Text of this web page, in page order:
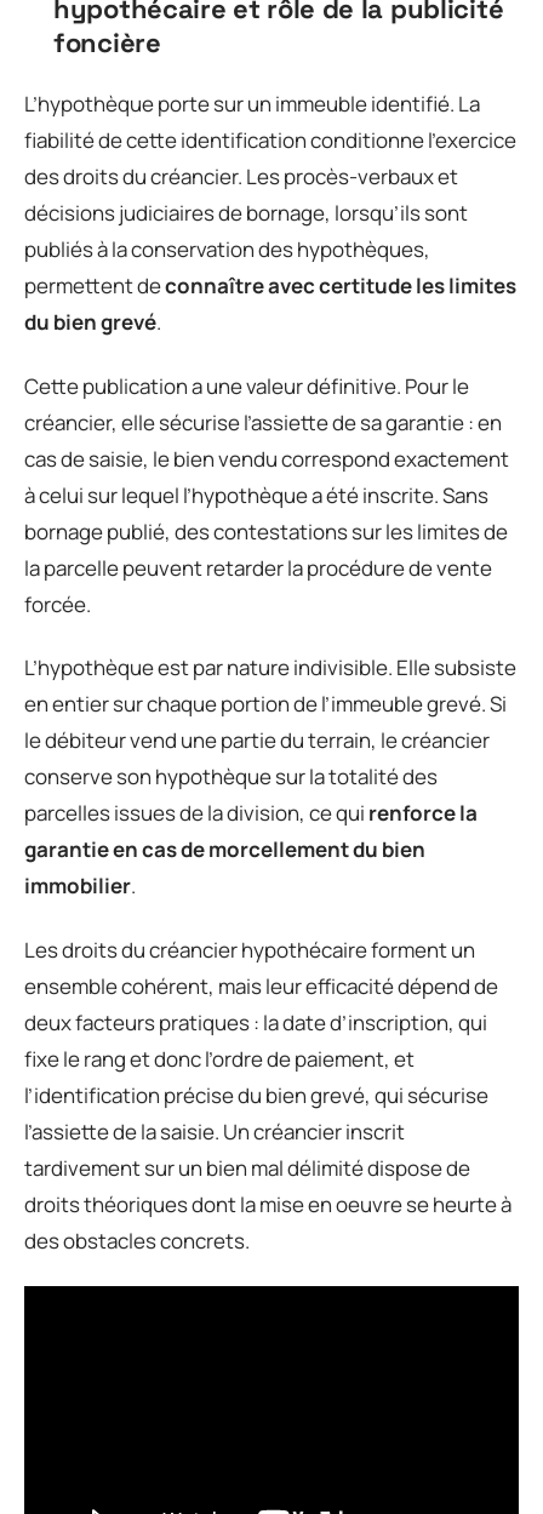
hypothécaire et rôle de la publicité
foncière
L’hypothèque porte sur un immeuble identifié. La
fiabilité de cette identification conditionne l’exercice
des droits du créancier. Les procès-verbaux et
décisions judiciaires de bornage, lorsqu’ils sont
publiés à la conservation des hypothèques,
permettent deconnaître avec certitude les limites
du bien grevé.
Cette publication a une valeur définitive. Pour le
créancier, elle sécurise l’assiette de sa garantie : en
cas de saisie, le bien vendu correspond exactement
à celui sur lequel l’hypothèque a été inscrite. Sans
bornage publié, des contestations sur les limites de
la parcelle peuvent retarder la procédure de vente
forcée.
L’hypothèque est par nature indivisible. Elle subsiste
en entier sur chaque portion de l’immeuble grevé. Si
le débiteur vend une partie du terrain, le créancier
conserve son hypothèque sur la totalité des
parcelles issues de la division, ce qui renforce la
garantie en cas de morcellement du bien
immobilier.
Les droits du créancier hypothécaire forment un
ensemble cohérent, mais leur efficacité dépend de
deux facteurs pratiques : la date d’inscription, qui
fixe le rang et donc l’ordre de paiement, et
l’identification précise du bien grevé, qui sécurise
l’assiette de la saisie. Un créancier inscrit
tardivement sur un bien mal délimité dispose de
droits théoriques dont la mise en oeuvre se heurte à
des obstacles concrets.